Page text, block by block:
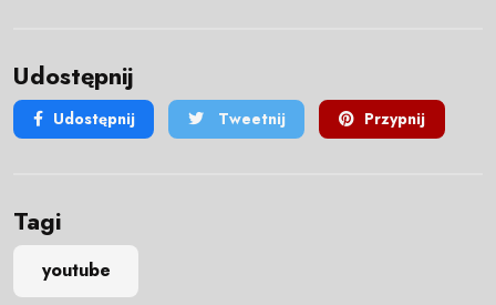
Udostępnij
Udostępnij Tweetnij Przypnij
Tagi
youtube